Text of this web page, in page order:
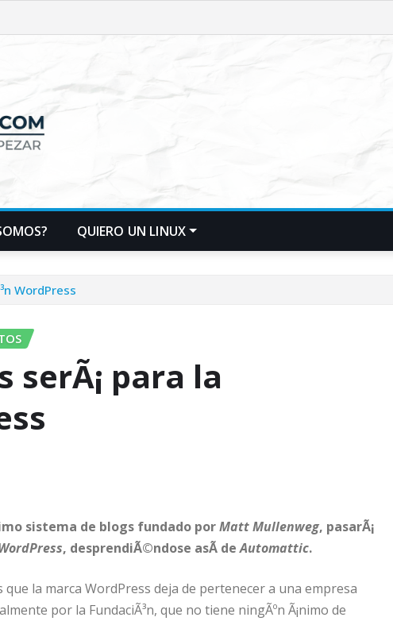
QUIERO UN LINUX
WordPress
serÃ¡ para la
sistema de blogs fundado porMatt Mullenweg, pasarÃ¡
, desprendiÃ©ndose asÃ­ deAutomattic.
la marca WordPress deja de pertenecer a una empresa
por la FundaciÃ³n, que no tiene ningÃºn Ã¡nimo de